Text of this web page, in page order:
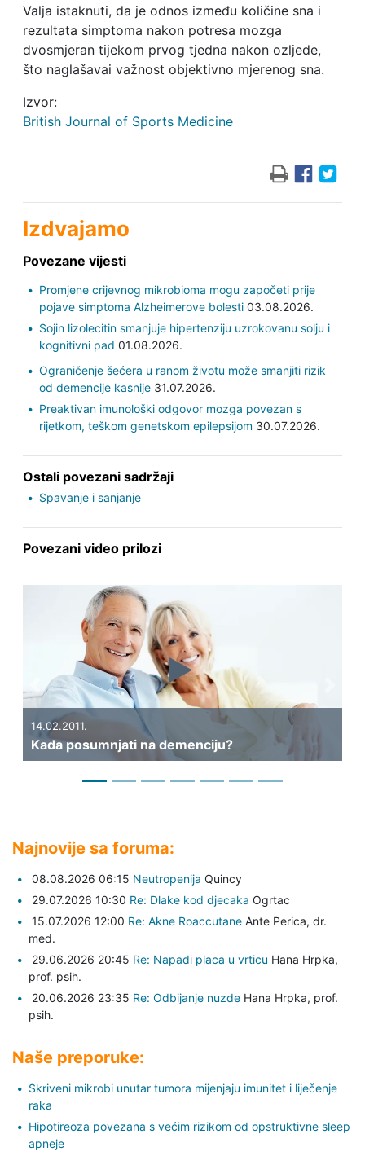
Valja istaknuti, da je odnos između količine sna i
rezultata simptoma nakon potresa mozga
dvosmjeran tijekom prvog tjedna nakon ozljede,
što naglašavai važnost objektivno mjerenog sna.
Izvor:
British Journal of Sports Medicine
Izdvajamo
Povezane vijesti
Promjene crijevnog mikrobioma mogu započeti prije
pojave simptoma Alzheimerove bolesti03.08.2026.
Sojin lizolecitin smanjuje hipertenziju uzrokovanu solju i
kognitivni pad 01.08.2026.
Ograničenje šećera u ranom životu može smanjiti rizik
od demencije kasnije31.07.2026.
Preaktivan imunološki odgovor mozga povezan s
rijetkom, teškom genetskom epilepsijom 30.07.2026.
Ostali povezani sadržaji
Spavanje i sanjanje
Povezani video prilozi
14.02.2011.
Kada posumnjati na demenciju?
Previous
Najnovije sa foruma:
08.08.2026 06:15 Neutropenija Quincy
29.07.2026 10:30 Re: Dlake kod djecaka Ogrtac
15.07.2026 12:00 Re: Akne Roaccutane Ante Perica, dr.
med.
29.06.2026 20:45 Re: Napadi placa u vrticu Hana Hrpka,
prof. psih.
20.06.2026 23:35 Re: Odbijanje nuzde Hana Hrpka, prof.
psih.
Naše preporuke:
Skriveni mikrobi unutar tumora mijenjaju imunitet i liječenje
raka
Hipotireoza povezana s većim rizikom od opstruktivne sleep
apneje